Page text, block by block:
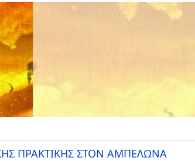
ΠΡΑΚΤΙΚΗΣ ΣΤΟΝ ΑΜΠΕΛΩΝΑ